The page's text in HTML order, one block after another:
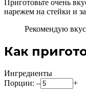
Приготовьте очень
нарежем на стейки и
Рекомендую
Как
Ингредиенты
Порции: – +